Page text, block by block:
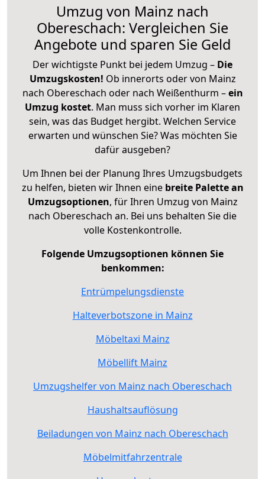
Umzug von Mainz nach
Obereschach: Vergleichen Sie
Angebote und sparen Sie Geld
Der wichtigste Punkt bei jedem Umzug – Die
Umzugskosten! Ob innerorts oder von Mainz
nach Obereschach oder nach Weißenthurm –ein
Umzug kostet. Man muss sich vorher im Klaren
sein, was das Budget hergibt. Welchen Service
erwarten und wünschen Sie? Was möchten Sie
dafür ausgeben?
Um Ihnen bei der Planung Ihres Umzugsbudgets
zu helfen, bieten wir Ihnen eine breite Palette an
Umzugsoptionen, für Ihren Umzug von Mainz
nach Obereschach an. Bei uns behalten Sie die
volle Kostenkontrolle.
Folgende Umzugsoptionen können Sie
benkommen:
Entrümpelungsdienste
Halteverbotszone in Mainz
Möbeltaxi Mainz
Möbellift Mainz
Umzugshelfer von Mainz nach Obereschach
Haushaltsauflösung
Beiladungen von Mainz nach Obereschach
Möbelmitfahrzentrale